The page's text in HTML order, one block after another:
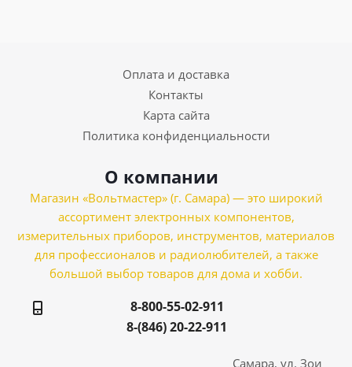
Оплата и доставка
Контакты
Карта сайта
Политика конфиденциальности
О компании
Магазин «Вольтмастер» (г. Самара) — это широкий
ассортимент электронных компонентов,
измерительных приборов, инструментов, материалов
для профессионалов и радиолюбителей, а также
большой выбор товаров для дома и хобби.
8-800-55-02-911
8-(846) 20-22-911
Самара, ул. Зои